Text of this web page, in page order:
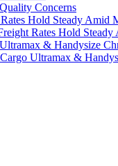
Concerns
Rates Hold
Ultramax &